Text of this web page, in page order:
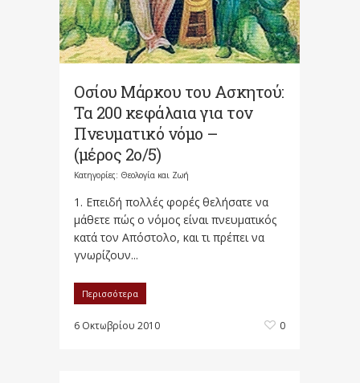
Οσίου Μάρκου του Ασκητού:
Τα 200 κεφάλαια για τον
Πνευματικό νόμο –
(μέρος 2ο/5)
Κατηγορίες: Θεολογία και Ζωή
1. Επειδή πολλές φορές θελήσατε να
μάθετε πώς ο νόμος είναι πνευματικός
κατά τον Απόστολο, και τι πρέπει να
γνωρίζουν...
Περισσότερα
6 Οκτωβρίου 2010 0